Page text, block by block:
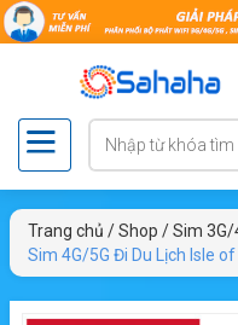
Trang chủ /Shop /Sim 3G/
Sim 4G/5G Đi Du Lịch Isle